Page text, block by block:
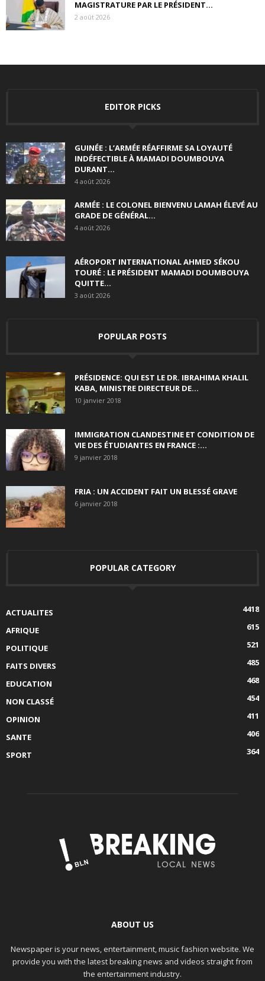
MAGISTRATURE PAR LE PRÉSIDENT...
2 août 2026
EDITOR PICKS
GUINÉE : L’ARMÉE RÉAFFIRME SA LOYAUTÉ
INDÉFECTIBLE À MAMADI DOUMBOUYA
DURANT...
4 août 2026
ARMÉE : LE COLONEL BIENVENU LAMAH ÉLEVÉ AU
GRADE DE GÉNÉRAL...
4 août 2026
AÉROPORT INTERNATIONAL AHMED SÉKOU
TOURÉ : LE PRÉSIDENT MAMADI DOUMBOUYA
QUITTE...
3 août 2026
POPULAR POSTS
PRÉSIDENCE: QUI EST LE DR. IBRAHIMA KHALIL
KABA, MINISTRE DIRECTEUR DE...
10 janvier 2018
IMMIGRATION CLANDESTINE ET CONDITION DE
VIE DES ÉTUDIANTES EN FRANCE :...
9 janvier 2018
FRIA : UN ACCIDENT FAIT UN BLESSÉ GRAVE
6 janvier 2018
POPULAR CATEGORY
ACTUALITES
4418
AFRIQUE
615
POLITIQUE
521
FAITS DIVERS
485
EDUCATION
468
NON CLASSÉ
454
OPINION
411
SANTE
406
SPORT
364
ABOUT US
Newspaper is your news, entertainment, music fashion website. We
provide you with the latest breaking news and videos straight from
the entertainment industry.